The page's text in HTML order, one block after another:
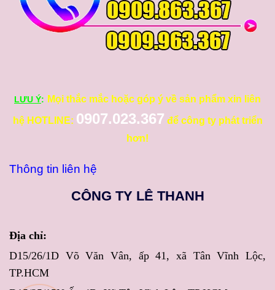
LƯU Ý: Mọi thắc mắc hoặc góp ý về sản phẩm xin liên
hệ HOTLINE: 0907.023.367 để công ty phát triển
hơn!
Thông tin liên hệ
CÔNG TY LÊ THANH
Địa chỉ:
D15/26/1D Võ Văn Vân, ấp 41, xã Tân Vĩnh Lộc,
TP.HCM